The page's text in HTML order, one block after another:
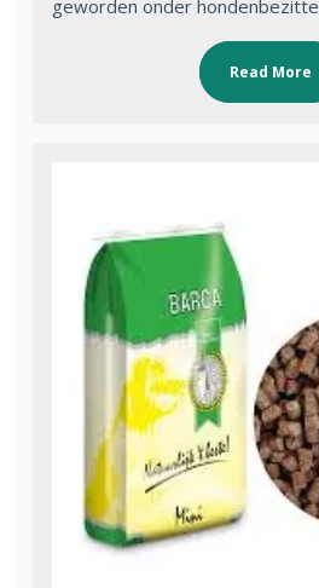
geworden onder
Read More